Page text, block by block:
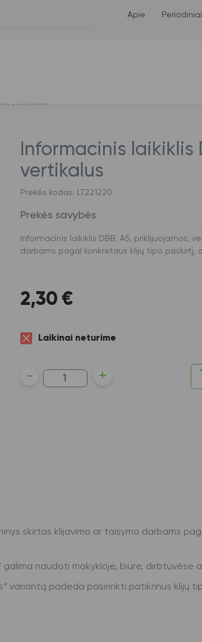
Apie
vertikalus
Informacinis laikiklis
vertikalus
Prekės kodas: LT221220
Prekės savybės
Informacinis laikiklis DBB, A5, priklijuojamas,
darbams pagal konkretaus klijų tipo
2,30 €
Laikinai neturime
produkto
kiekis:
Informacinis
- +
skirtas klijavimo ar taisymo darbams
galima naudoti mokykloje, biure, dirbtuvėse
variantą padeda pasirinkti patikrinus klijų